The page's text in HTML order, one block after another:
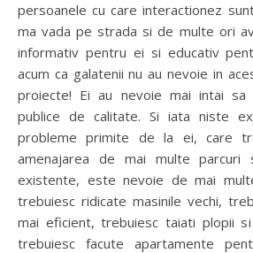
persoanele cu care interactionez
ma vada pe strada si de multe ori
informativ pentru ei si educativ
acum ca galatenii nu au nevoie in
proiecte! Ei au nevoie mai intai sa
publice de calitate. Si iata niste
probleme primite de la ei, care
amenajarea de mai multe parcuri
existente, este nevoie de mai
trebuiesc ridicate masinile vechi,
mai eficient, trebuiesc taiati plopii
trebuiesc facute apartamente